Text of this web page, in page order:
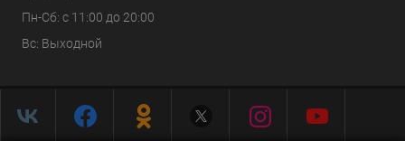
Пн-Сб: с 11:00 до 20:00
Вс: Выходной